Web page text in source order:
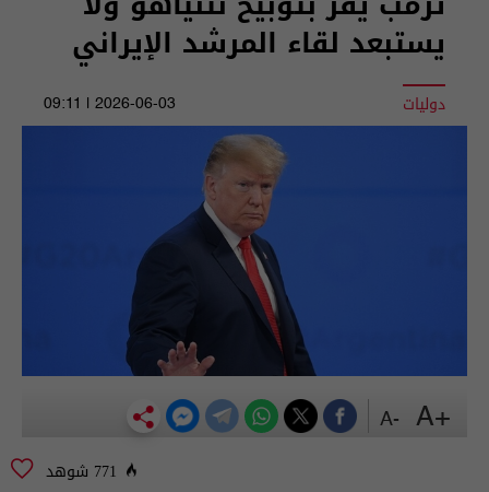
يستبعد لقاء المرشد الإيراني
دوليات 2026-06-03 | 09:11
771 شوهد
+A
-A